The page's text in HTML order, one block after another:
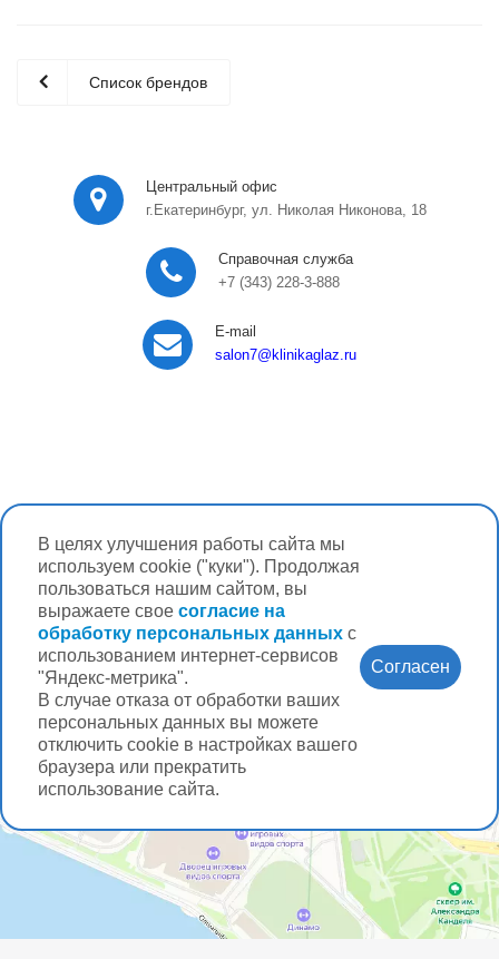
В целях улучшения работы сайта мы
используем cookie ("куки"). Продолжая
пользоваться нашим сайтом, вы
выражаете свое согласие на
обработку персональных данных с
использованием интернет-сервисов
"Яндекс-метрика".
В случае отказа от обработки ваших
персональных данных вы можете
отключить cookie в настройках вашего
браузера или прекратить
использование сайта.
Согласен
Список брендов
Центральный офис
г.Екатеринбург, ул. Николая Никонова, 18
Справочная служба
+7 (343) 228-3-888
E-mail
salon7@klinikaglaz.ru